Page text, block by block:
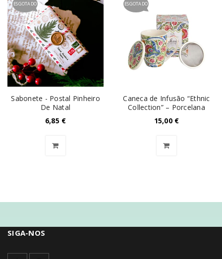
ESGOTADO
Sabonete - Postal Pinheiro
De Natal
6,85 €
ESGOTADO
Caneca de Infusão “Ethnic
Collection” – Porcelana
15,00 €
SIGA-NOS